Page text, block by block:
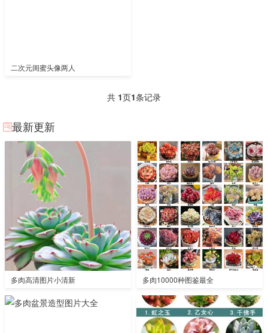
二次元闺蜜头像两人
共 1页1条记录
最新更新
多肉高清图片小清新 多肉10000种图鉴最全